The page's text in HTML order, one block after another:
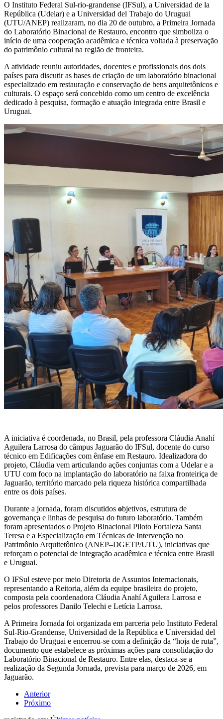
O Instituto Federal Sul-rio-grandense (IFSul), a Universidad de la
República (Udelar) e a Universidad del Trabajo do Uruguai
(UTU/ANEP) realizaram, no dia 20 de outubro, a Primeira Jornada
do Laboratório Binacional de Restauro, encontro que simboliza o
início de uma cooperação acadêmica e técnica voltada à preservação
do patrimônio cultural na região de fronteira.
A atividade reuniu autoridades, docentes e profissionais dos dois
países para discutir as bases de criação de um laboratório binacional
especializado em restauração e conservação de bens arquitetônicos e
culturais. O espaço será concebido como um centro de excelência
dedicado à pesquisa, formação e atuação integrada entre Brasil e
Uruguai.
A iniciativa é coordenada, no Brasil, pela professora Cláudia Anahí
Aguilera Larrosa do câmpus Jaguarão do IFSul, docente do curso
técnico em Edificações com ênfase em Restauro. Idealizadora do
projeto, Cláudia vem articulando ações conjuntas com a Udelar e a
UTU com foco na implantação do laboratório na faixa fronteiriça de
Jaguarão, território marcado pela riqueza histórica compartilhada
entre os dois países.
Durante a jornada, foram discutidos objetivos, estrutura de
governança e linhas de pesquisa do futuro laboratório. Também
foram apresentados o Projeto Binacional Piloto Fortaleza Santa
Teresa e a Especialização em Técnicas de Intervenção no
Patrimônio Arquitetônico (ANEP–DGETP/UTU), iniciativas que
reforçam o potencial de integração acadêmica e técnica entre Brasil
e Uruguai.
O IFSul esteve por meio Diretoria de Assuntos Internacionais,
representando a Reitoria, além da equipe brasileira do projeto,
composta pela coordenadora Cláudia Anahí Aguilera Larrosa e
pelos professores Danilo Telechi e Letícia Larrosa.
A Primeira Jornada foi organizada em parceria pelo Instituto Federal
Sul-Rio-Grandense, Universidad de la República e Universidad del
Trabajo do Uruguai e encerrou-se com a definição da “hoja de ruta”,
documento que estabelece as próximas ações para consolidação do
Laboratório Binacional de Restauro. Entre elas, destaca-se a
realização da Segunda Jornada, prevista para março de 2026, em
Jaguarão.
Anterior
Próximo